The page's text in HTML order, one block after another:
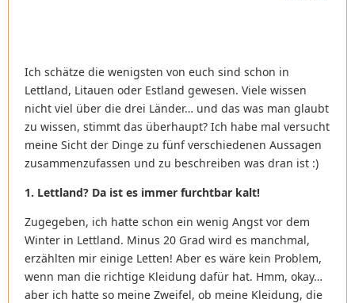
Ich schätze die wenigsten von euch sind schon in
Lettland, Litauen oder Estland gewesen. Viele wissen
nicht viel über die drei Länder… und das was man glaubt
zu wissen, stimmt das überhaupt? Ich habe mal versucht
meine Sicht der Dinge zu fünf verschiedenen Aussagen
zusammenzufassen und zu beschreiben was dran ist :)
1. Lettland? Da ist es immer furchtbar kalt!
Zugegeben, ich hatte schon ein wenig Angst vor dem
Winter in Lettland. Minus 20 Grad wird es manchmal,
erzählten mir einige Letten! Aber es wäre kein Problem,
wenn man die richtige Kleidung dafür hat. Hmm, okay…
aber ich hatte so meine Zweifel, ob meine Kleidung, die